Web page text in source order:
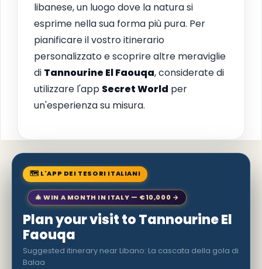
libanese, un luogo dove la natura si
esprime nella sua forma più pura. Per
pianificare il vostro itinerario
personalizzato e scoprire altre meraviglie
di Tannourine El Faouqa, considerate di
utilizzare l'app Secret World per
un'esperienza su misura.
🗺 L'APP DEI TESORI ITALIANI
🎄 WIN A MONTH IN ITALY — €10,000 →
Plan your visit to Tannourine El
Faouqa
Suggested itinerary near Libano: La cascata della gola di
Balaa